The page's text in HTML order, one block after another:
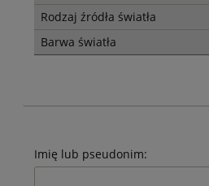
Rodzaj źródła światła
Barwa światła
Imię lub pseudonim: